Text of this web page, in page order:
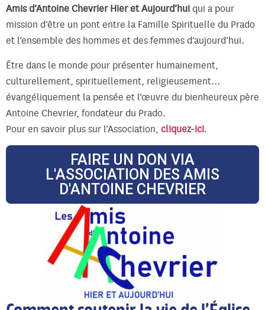
Amis d’Antoine Chevrier Hier et Aujourd’huiqui a pour
mission d’être un pont entre la Famille Spirituelle du Prado
et l’ensemble des hommes et des femmes d’aujourd’hui.
Être dans le monde pour présenter humainement,
culturellement, spirituellement, religieusement…
évangéliquement la pensée et l’œuvre du bienheureux père
Antoine Chevrier, fondateur du Prado.
Pour en savoir plus sur l’Association, cliquez-ici.
FAIRE UN DON VIA
L'ASSOCIATION DES AMIS
D'ANTOINE CHEVRIER